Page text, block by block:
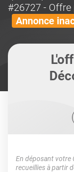
#26727 - Offre
Annonce
En déposant votre
recueillies à partir